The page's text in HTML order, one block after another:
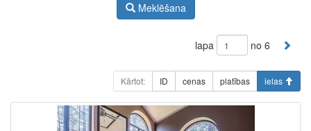
Meklēšana
lapa no 6
Kārtot: ID cenas platības ielas